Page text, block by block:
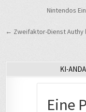
Nintendos
← Zweifaktor-Dienst Authy
KI-